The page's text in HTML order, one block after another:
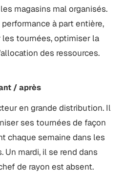
magasins mal organisés.
à part entière,
tournées, optimiser la
des ressources.
/ après
en grande distribution. Il
ses tournées de façon
chaque semaine dans les
Un mardi, il se rend dans
de rayon est absent.